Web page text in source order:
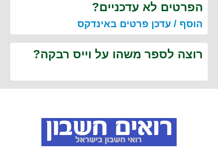
הפרטים לא עדכניים?
הוסף / עדכן פרטים באינדקס
רוצה לספר משהו על וייס רבקה?